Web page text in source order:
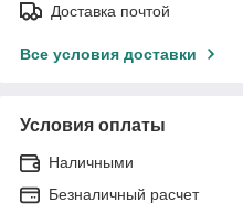
Доставка почтой
Все условия доставки
Условия оплаты
Наличными
Безналичный расчет